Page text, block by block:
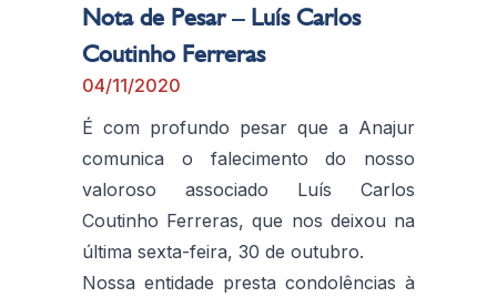
Nota de Pesar – Luís Carlos
Coutinho Ferreras
04/11/2020
É com profundo pesar que a Anajur
comunica o falecimento do nosso
valoroso associado Luís Carlos
Coutinho Ferreras, que nos deixou na
última sexta-feira, 30 de outubro.
Nossa entidade presta condolências à